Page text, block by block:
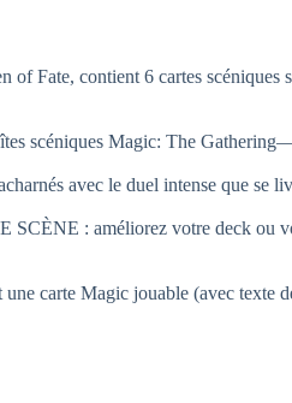
contient 6 cartes scéniques
scéniques Magic: The
avec le duel intense que se
: améliorez votre deck ou
carte Magic jouable (avec texte